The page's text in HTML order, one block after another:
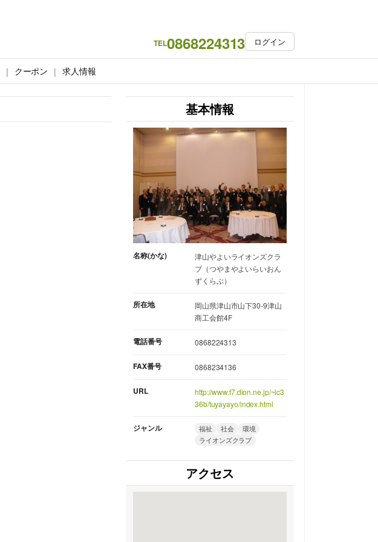
TEL0868224313 ログイン
クーポン 求人情報
基本情報
名称(かな)
津山やよいライオンズクラ
ブ（つやまやよいらいおん
ずくらぶ）
所在地
岡山県津山市山下30-9津山
商工会館4F
電話番号 0868224313
FAX番号 0868234136
URL
http://www.f7.dion.ne.jp/~lc3
36b/tuyayayo/index.html
ジャンル 福祉 社会
環境
ライオンズクラブ
アクセス